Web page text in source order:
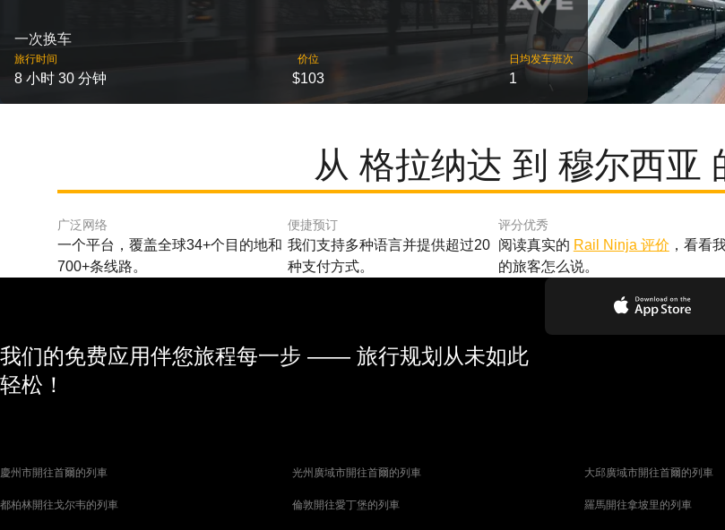
一次换车
旅行时间
8 小时 30 分钟
价位
$103
日均发车班次
1
从 格拉纳达 到 穆尔西亚
广泛网络
一个平台，覆盖全球34+个目的地和
700+条线路。
便捷预订
我们支持多种语言并提供超过20
种支付方式。
评分优秀
阅读真实的 Rail Ninja 评价 ，看看
的旅客怎么说。
我们的免费应用伴您旅程每一步 —— 旅行规划从未如此
轻松！
慶州市開往首爾的列車 光州廣域市開往首爾的列車 大邱廣域市開往首爾的列車
都柏林開往戈尔韦的列車 倫敦開往愛丁堡的列車 羅馬開往拿坡里的列車